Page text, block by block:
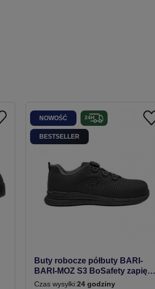
Buty robocze półbuty BARI-
BARI-MOZ S3 BoSafety zapięcie
boa z systemem odprowadzania
Czas wysyłki:24 godziny
NOWOŚĆ
BESTSELLER